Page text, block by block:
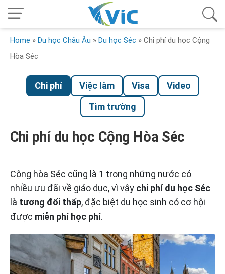
Home » Du học Châu Âu » Du học Séc » Chi phí du học Cộng
Hòa Séc
Chi phí Việc làm Visa
Video
Tìm trường
Chi phí du học Cộng Hòa Séc
Cộng hòa Séc cũng là 1 trong những nước có
nhiều ưu đãi về giáo dục, vì vậy chi phí du học Séc
là tương đối thấp, đặc biệt du học sinh có cơ hội
được miễn phí học phí.